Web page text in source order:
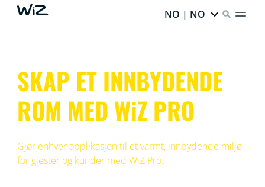
NO | NO
SKAP ET INNBYDENDE
ROM MED WiZ PRO
Gjør enhver applikasjon til et varmt, innbydende miljø
for gjester og kunder med WiZ Pro.